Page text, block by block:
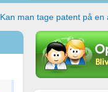
Kan man tage patent på en